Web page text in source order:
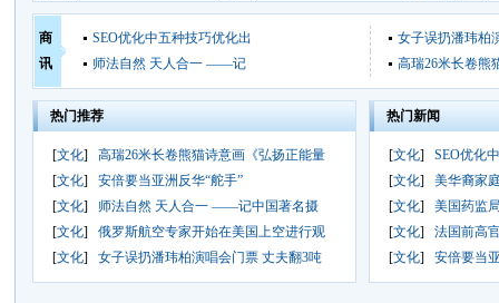
商
讯
SEO优化中五种技巧优化出
女子误扔潘玮柏
师法自然 天人合一 ——记
高瑞26米长卷熊
热门推荐
[文化]
高瑞26米长卷熊猫诗意画《弘扬正能量
[文化]
安倍要当亚洲反华“舵手”
[文化]
师法自然 天人合一 ——记中国著名摄
[文化]
俄罗斯航空专家开始在美国上空进行观
[文化] 女子误扔潘玮柏演唱会门票 丈夫翻3吨
热门新闻
[文化]
SEO优化
[文化]
美华裔家
[文化]
美国药监
[文化]
法国前高
[文化] 安倍要当